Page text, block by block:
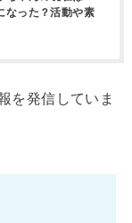
なった？活動や素
を発信していま